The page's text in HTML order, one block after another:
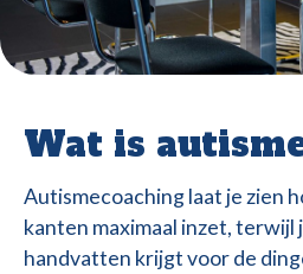
Wat is
Autismecoaching laat je zien
kanten maximaal inzet, terwijl
handvatten krijgt voor de